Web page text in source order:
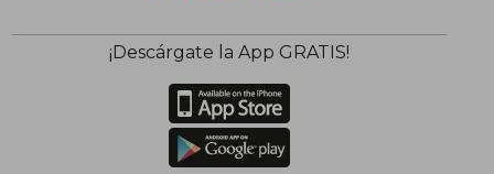
¡Descárgate la App GRATIS!